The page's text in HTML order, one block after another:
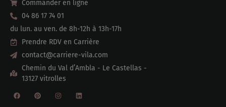
Commander en ligne
04 86 17 74 01
du lun. au ven. de 8h-12h à 13h-17h
Prendre RDV en Carrière
contact@carriere-vila.com
Chemin du Val d’Ambla - Le Castellas -
13127 vitrolles